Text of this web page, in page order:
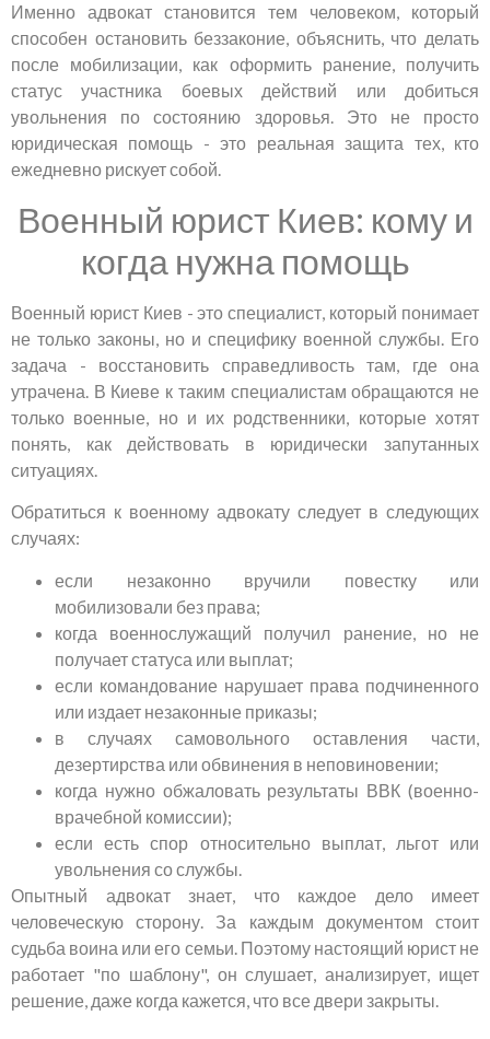
Именно адвокат становится тем человеком, который
способен остановить беззаконие, объяснить, что делать
после мобилизации, как оформить ранение, получить
статус участника боевых действий или добиться
увольнения по состоянию здоровья. Это не просто
юридическая помощь - это реальная защита тех, кто
ежедневно рискует собой.
Военный юрист Киев: кому и
когда нужна помощь
Военный юрист Киев - это специалист, который понимает
не только законы, но и специфику военной службы. Его
задача - восстановить справедливость там, где она
утрачена. В Киеве к таким специалистам обращаются не
только военные, но и их родственники, которые хотят
понять, как действовать в юридически запутанных
ситуациях.
Обратиться к военному адвокату следует в следующих
случаях:
если незаконно вручили повестку или
мобилизовали без права;
когда военнослужащий получил ранение, но не
получает статуса или выплат;
если командование нарушает права подчиненного
или издает незаконные приказы;
в случаях самовольного оставления части,
дезертирства или обвинения в неповиновении;
когда нужно обжаловать результаты ВВК (военно-
врачебной комиссии);
если есть спор относительно выплат, льгот или
увольнения со службы.
Опытный адвокат знает, что каждое дело имеет
человеческую сторону. За каждым документом стоит
судьба воина или его семьи. Поэтому настоящий юрист не
работает "по шаблону", он слушает, анализирует, ищет
решение, даже когда кажется, что все двери закрыты.